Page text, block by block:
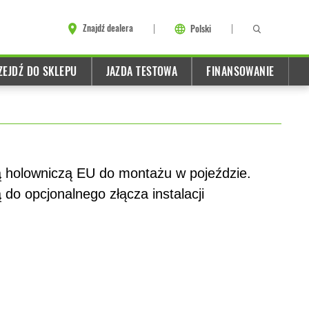
Znajdź dealera Polski
DO SKLEPU JAZDA TESTOWA FINANSOWANIE
EU do montażu w pojeździe.
opcjonalnego złącza instalacji